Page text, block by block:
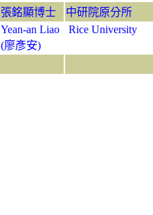
張銘顯博士
中研院原分所
Yean-an Liao
(廖彥安)
Rice University